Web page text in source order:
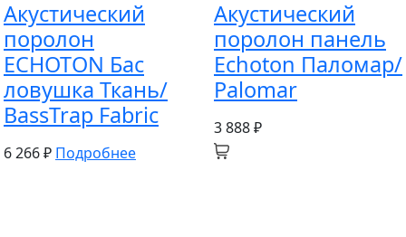
Акустический
поролон
ECHOTON Бас
ловушка Ткань/
BassTrap Fabric
6 266 ₽ Подробнее
Акустический
поролон панель
Echoton Паломар/
Palomar
3 888 ₽